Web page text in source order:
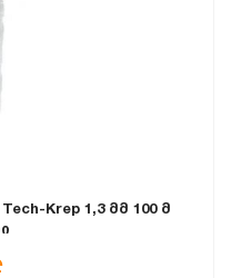
Krep 1,3 მმ 100 მ